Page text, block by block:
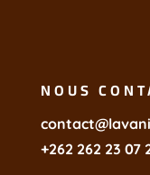
NOUS
+262 262 23 07